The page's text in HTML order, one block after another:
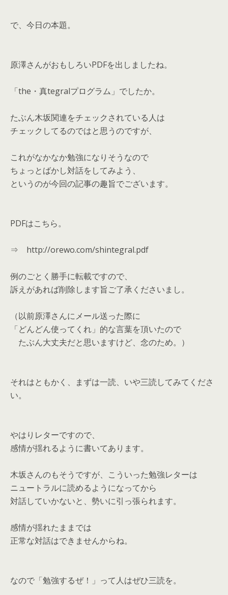
で、今日の本題。
原澤さんがおもしろいPDFを出しましたね。
「the・真tegralプログラム」でしたか。
たぶん木坂関連をチェックされている人は
チェックしてるのではと思うのですが、
これがなかなか勉強になりそうなので
ちょっとばかし対話をしてみよう、
というのが今回の記事の趣旨でございます。
PDFはこちら。
⇒ http://orewo.com/shintegral.pdf
例のごとく勝手に転載ですので、
訴えがあれば削除します旨ご了承くださいまし。
（以前原澤さんにメール送った際に
「どんどん使ってくれ」的な言葉を頂いたので
たぶん大丈夫だと思いますけど、念のため。）
それはともかく、まずは一読、いや三読してみてくださ
い。
やはりレターですので、
感情が揺れるように書いてあります。
木坂さんのもそうですが、こういった勉強レターは
ニュートラルに読めるようになってから
対話していかないと、勢いに引っ張られます。
感情が揺れたままでは
正常な対話はできませんからね。
なので「勉強するぜ！」って人はぜひ三読を。